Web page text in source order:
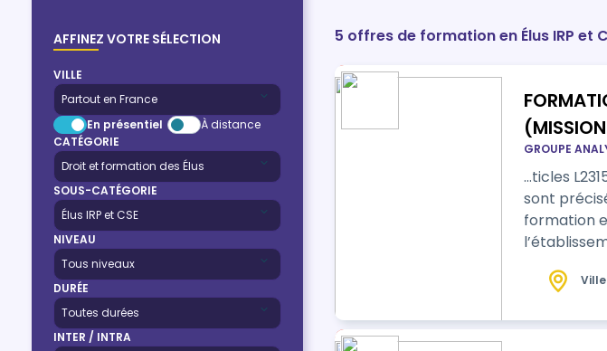
AFFINEZ VOTRE SÉLECTION
VILLE
En présentiel
À distance
CATÉGORIE
SOUS-CATÉGORIE
NIVEAU
DURÉE
INTER / INTRA
5 offres de formation en Élus IRP et
GROUPE
…ticles L2315-18
sont
formation
formation. Attention ! Les membres élus du CSE doivent être formés en santé, en